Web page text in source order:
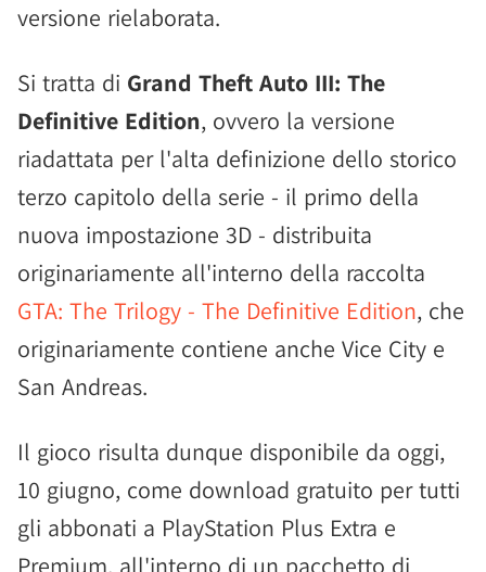
versione rielaborata.
Si tratta di Grand Theft Auto III: The
Definitive Edition, ovvero la versione
riadattata per l'alta definizione dello storico
terzo capitolo della serie - il primo della
nuova impostazione 3D - distribuita
originariamente all'interno della raccolta
GTA: The Trilogy - The Definitive Edition, che
originariamente contiene anche Vice City e
San Andreas.
Il gioco risulta dunque disponibile da oggi,
10 giugno, come download gratuito per tutti
gli abbonati a PlayStation Plus Extra e
Premium, all'interno di un pacchetto di